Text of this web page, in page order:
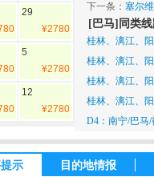
29
¥2780
5
¥2780
12
¥2780
游
下一条： 塞尔
[巴马]同类线
桂林、漓江、
桂林、漓江、
桂林、漓江、
桂林、漓江、
D4：南宁/巴马
示 目的地情报